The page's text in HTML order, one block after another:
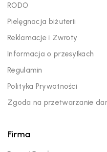
RODO
Pielęgnacja biżuterii
Reklamacje i Zwroty
Informacja o przesyłkach
Regulamin
Polityka Prywatności
Zgoda na przetwarzanie
Firma